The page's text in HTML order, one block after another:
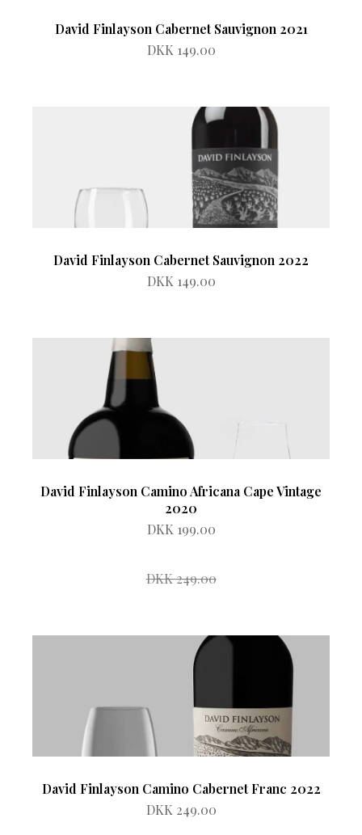
David Finlayson Cabernet Sauvignon 2021
DKK 149.00
David Finlayson Cabernet Sauvignon 2022
DKK 149.00
David Finlayson Camino Africana Cape Vintage
2020
DKK 199.00
DKK 249.00
David Finlayson Camino Cabernet Franc 2022
DKK 249.00